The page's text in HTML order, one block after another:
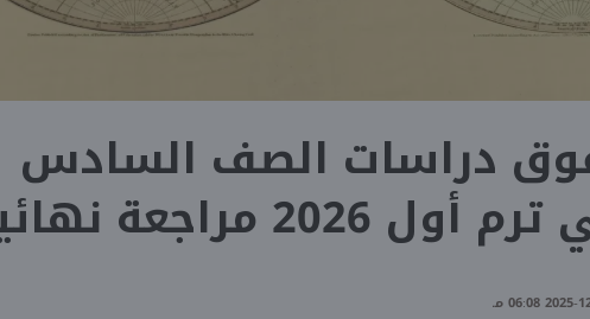
دراسات الصف السادس
2026 مراجعة نهائية